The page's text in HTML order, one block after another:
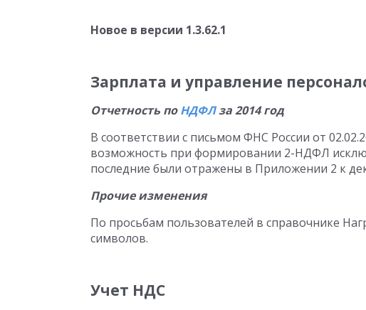
Новое в версии 1.3.62.1
Зарплата и управление
Отчетность поНДФЛза 2014 год
В соответствии с письмом ФНС России от
возможность при формировании 2-НДФЛ
последние были отражены в Приложении 2 к
Прочие изменения
По просьбам пользователей в справочнике
символов.
Учет НДС